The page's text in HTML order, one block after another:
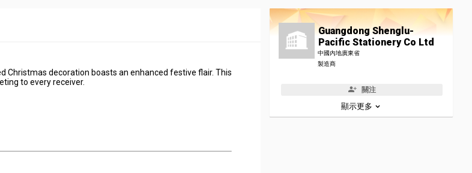
Christmas decoration boasts an enhanced festive flair. This
to every receiver.
Guangdong Shenglu-
Pacific Stationery Co Ltd
中國內地廣東省
製造商
關注
顯示更多